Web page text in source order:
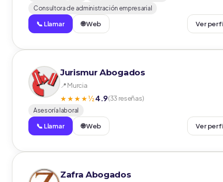
Consultora de administración empresarial
📞 Llamar 🌐 Web Ver
Jurismur Abogados
📍 Murcia
★★★★½4.9(33 reseñas)
Asesoría laboral
📞 Llamar 🌐 Web Ver
Zafra Abogados